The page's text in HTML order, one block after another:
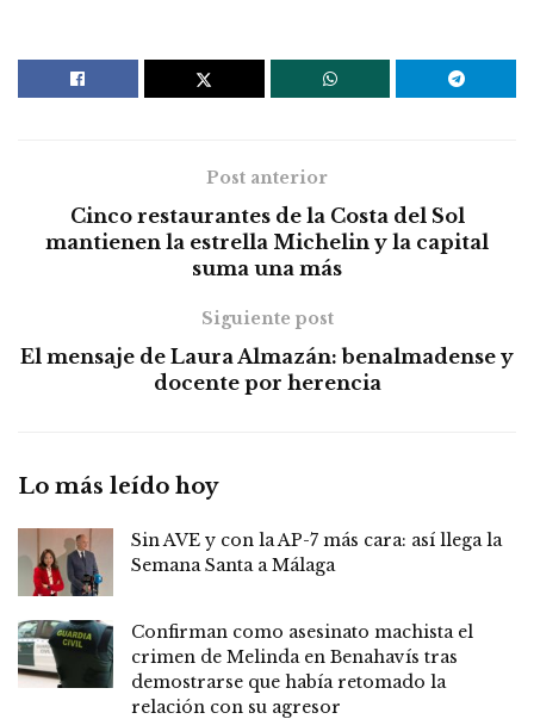
Post anterior
Cinco restaurantes de la Costa del Sol
mantienen la estrella Michelin y la capital
suma una más
Siguiente post
El mensaje de Laura Almazán: benalmadense y
docente por herencia
Lo más leído hoy
Sin AVE y con la AP-7 más cara: así llega la
Semana Santa a Málaga
Confirman como asesinato machista el
crimen de Melinda en Benahavís tras
demostrarse que había retomado la
relación con su agresor